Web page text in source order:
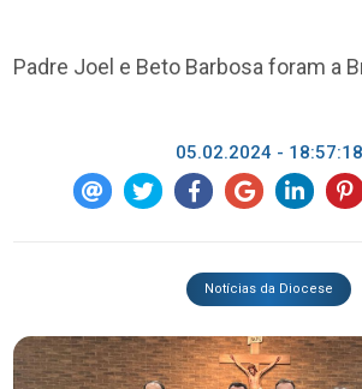
Padre Joel e Beto Barbosa foram a
05.02.2024 - 18:57:18
Notícias da Diocese